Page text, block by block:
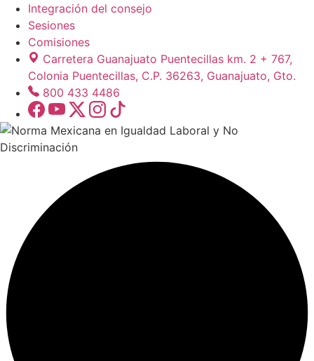
Integración del consejo
Sesiones
Comisiones
Carretera Guanajuato Puentecillas km. 2 + 767,
Colonia Puentecillas, C.P. 36263, Guanajuato, Gto.
800 433 4486